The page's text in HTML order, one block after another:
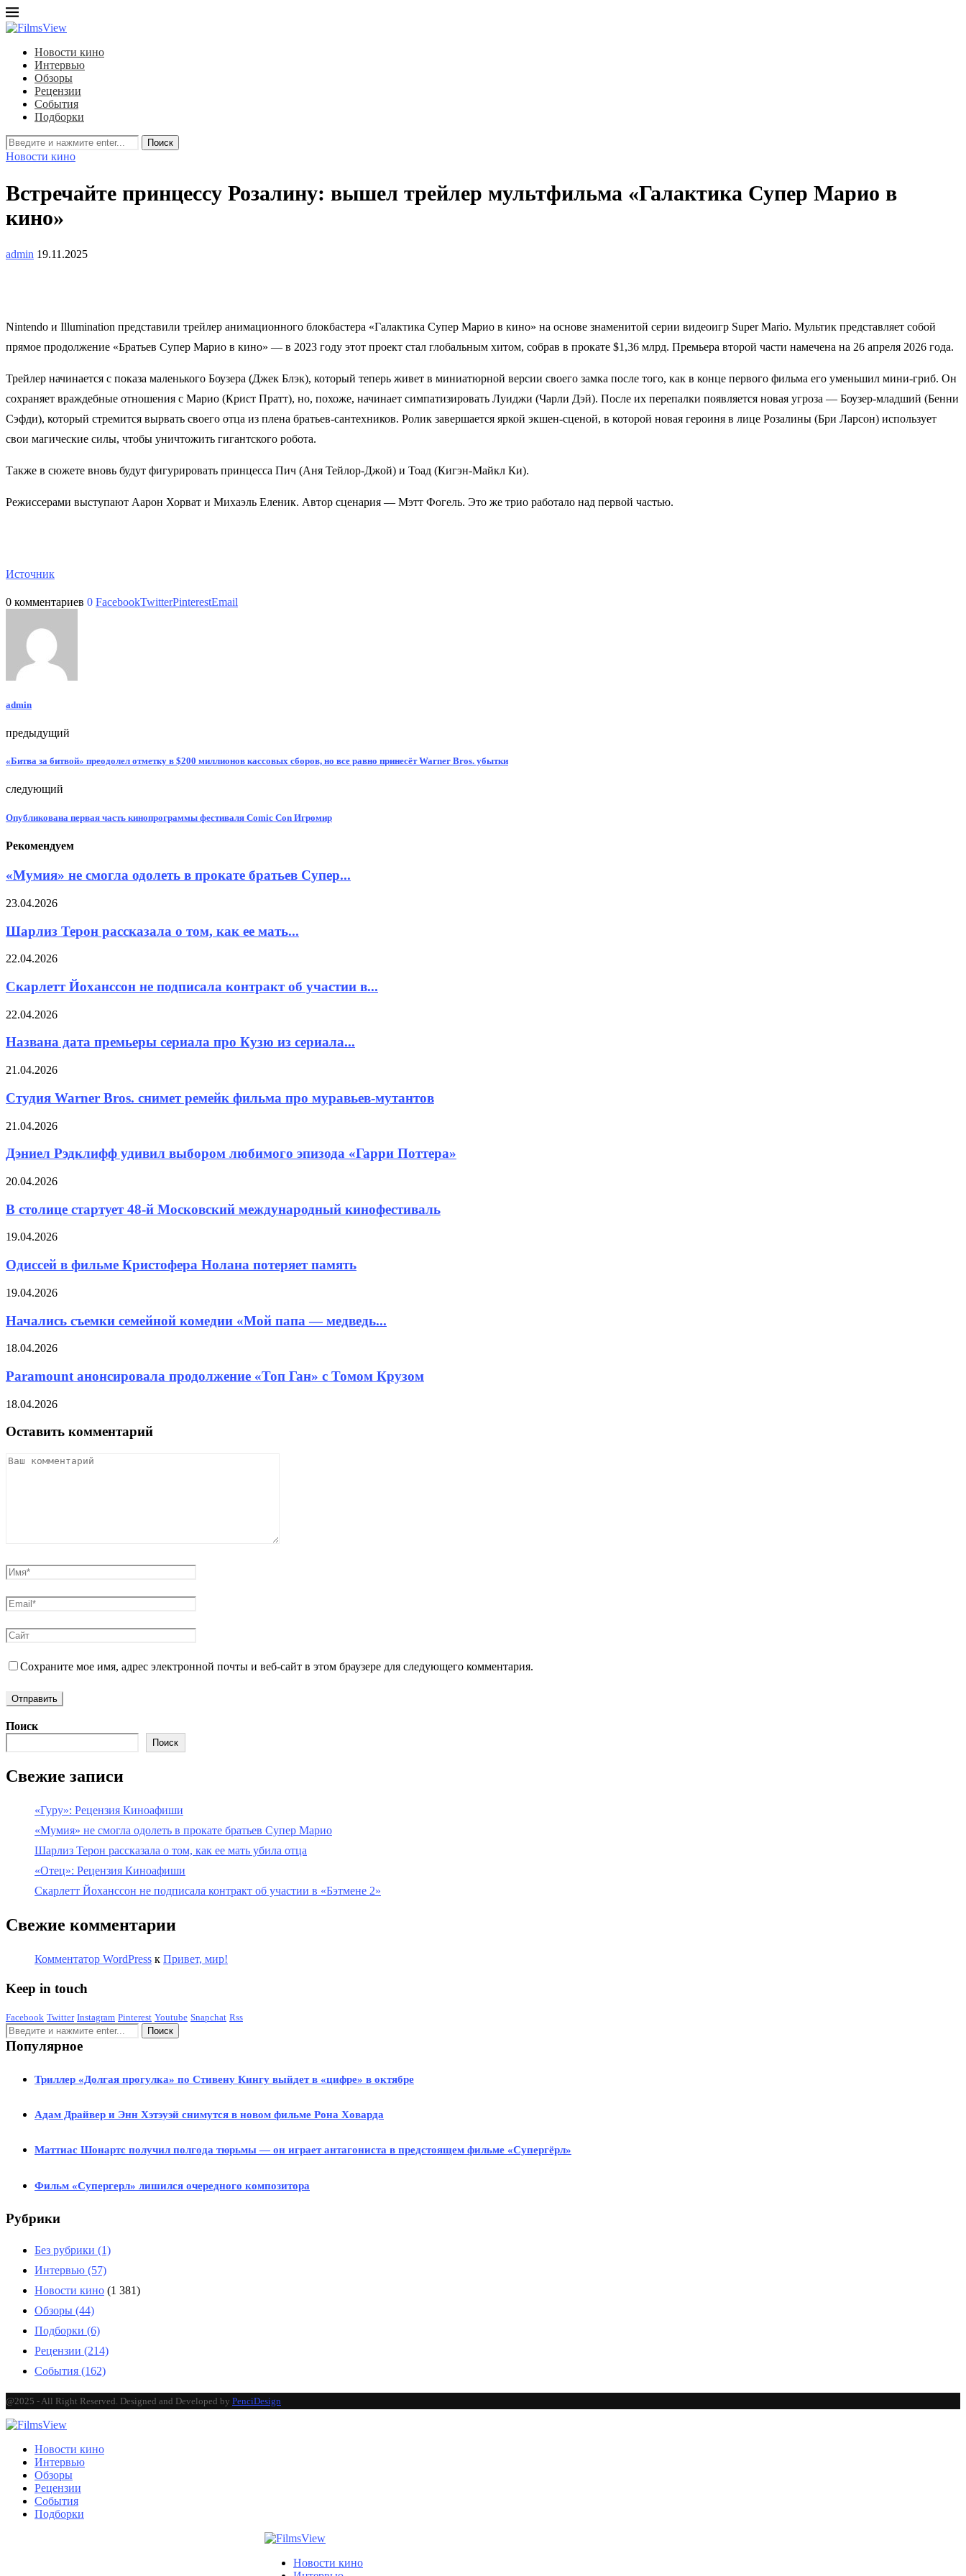
Новости кино
Интервью
Обзоры
Рецензии
События
Подборки
Поиск
Новости кино
Встречайте принцессу Розалину: вышел трейлер мультфильма «Галактика Супер Марио в
кино»
admin 19.11.2025
Nintendo и Illumination представили трейлер анимационного блокбастера «Галактика Супер Марио в кино» на основе знаменитой серии видеоигр Super Mario. Мультик представляет собой
прямое продолжение «Братьев Супер Марио в кино» — в 2023 году этот проект стал глобальным хитом, собрав в прокате $1,36 млрд. Премьера второй части намечена на 26 апреля 2026 года.
Трейлер начинается с показа маленького Боузера (Джек Блэк), который теперь живет в миниатюрной версии своего замка после того, как в конце первого фильма его уменьшил мини-гриб. Он
сохраняет враждебные отношения с Марио (Крист Пратт), но, похоже, начинает симпатизировать Луиджи (Чарли Дэй). После их перепалки появляется новая угроза — Боузер-младший (Бенни
Сэфди), который стремится вырвать своего отца из плена братьев-сантехников. Ролик завершается яркой экшен-сценой, в которой новая героиня в лице Розалины (Бри Ларсон) использует
свои магические силы, чтобы уничтожить гигантского робота.
Также в сюжете вновь будут фигурировать принцесса Пич (Аня Тейлор-Джой) и Тоад (Кигэн-Майкл Ки).
Режиссерами выступают Аарон Хорват и Михаэль Еленик. Автор сценария — Мэтт Фогель. Это же трио работало над первой частью.
Источник
0 комментариев 0 FacebookTwitterPinterestEmail
admin
предыдущий
«Битва за битвой» преодолел отметку в $200 миллионов кассовых сборов, но все равно принесёт Warner Bros. убытки
следующий
Опубликована первая часть кинопрограммы фестиваля Сomic Con Игромир
Рекомендуем
«Мумия» не смогла одолеть в прокате братьев Супер...
23.04.2026
Шарлиз Терон рассказала о том, как ее мать...
22.04.2026
Скарлетт Йоханссон не подписала контракт об участии в...
22.04.2026
Названа дата премьеры сериала про Кузю из сериала...
21.04.2026
Студия Warner Bros. снимет ремейк фильма про муравьев-мутантов
21.04.2026
Дэниел Рэдклифф удивил выбором любимого эпизода «Гарри Поттера»
20.04.2026
В столице стартует 48-й Московский международный кинофестиваль
19.04.2026
Одиссей в фильме Кристофера Нолана потеряет память
19.04.2026
Начались съемки семейной комедии «Мой папа — медведь...
18.04.2026
Paramount анонсировала продолжение «Топ Ган» с Томом Крузом
18.04.2026
Оставить комментарий
Сохраните мое имя, адрес электронной почты и веб-сайт в этом браузере для следующего комментария.
Поиск
Поиск
Свежие записи
«Гуру»: Рецензия Киноафиши
«Мумия» не смогла одолеть в прокате братьев Супер Марио
Шарлиз Терон рассказала о том, как ее мать убила отца
«Отец»: Рецензия Киноафиши
Скарлетт Йоханссон не подписала контракт об участии в «Бэтмене 2»
Свежие комментарии
Комментатор WordPress к Привет, мир!
Keep in touch
Facebook Twitter Instagram Pinterest Youtube Snapchat Rss
Популярное
Триллер «Долгая прогулка» по Стивену Кингу выйдет в «цифре» в октябре
Адам Драйвер и Энн Хэтэуэй снимутся в новом фильме Рона Ховарда
Маттиас Шонартс получил полгода тюрьмы — он играет антагониста в предстоящем фильме «Супергёрл»
Фильм «Супергерл» лишился очередного композитора
Рубрики
Без рубрики (1)
Интервью (57)
Новости кино (1 381)
Обзоры (44)
Подборки (6)
Рецензии (214)
События (162)
@2025 - All Right Reserved. Designed and Developed by PenciDesign
Новости кино
Интервью
Обзоры
Рецензии
События
Подборки
Новости кино